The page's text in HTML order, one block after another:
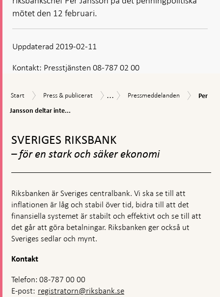
mötet den 12 februari.
Kontakt: Presstjänsten 08-787 02 00
Uppdaterad 2019-02-11
Start
Start
Press
publicerat
Press & publicerat
Nyheter
... Pressmeddelanden
Pressmeddelanden
Per
12
Per
Jansson deltar inte...
toppnavigation
SVERIGES RIKSBANK
– för en stark och säker ekonomi
Riksbanken är Sveriges centralbank. Vi ska se till att
inflationen är låg och stabil över tid, bidra till att det
finansiella systemet är stabilt och effektivt och se till att
det går att göra betalningar. Riksbanken ger också ut
Sveriges sedlar och mynt.
Kontakt
Telefon: 08-787 00 00
E-post: registratorn@riksbank.se